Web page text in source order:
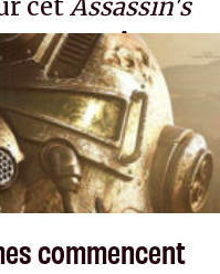
cetAssassin's
A.
commencent